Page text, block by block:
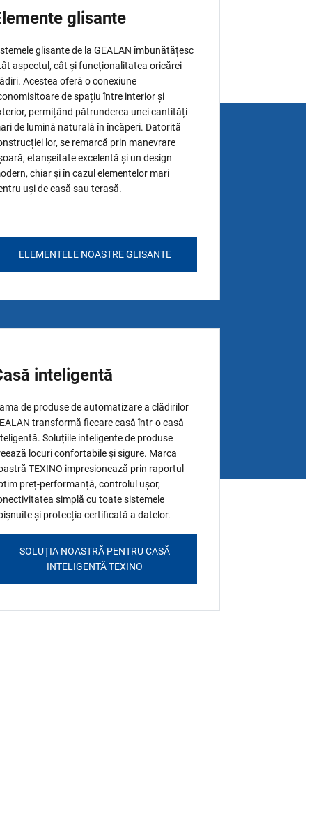
glisante
glisante de la GEALAN îmbunătățesc
aspectul, cât și funcționalitatea oricărei
Acestea oferă o conexiune
de spațiu între interior și
permițând pătrunderea unei cantități
de lumină naturală în încăperi. Datorită
lor, se remarcă prin manevrare
etanșeitate excelentă și un design
chiar și în cazul elementelor mari
uși de casă sau terasă.
ELEMENTELE NOASTRE GLISANTE
inteligentă
de produse de automatizare a clădirilor
transformă fiecare casă într-o casă
Soluțiile inteligente de produse
locuri confortabile și sigure. Marca
TEXINO impresionează prin raportul
preț-performanță, controlul ușor,
simplă cu toate sistemele
și protecția certificată a datelor.
SOLUȚIA NOASTRĂ PENTRU CASĂ
INTELIGENTĂ TEXINO